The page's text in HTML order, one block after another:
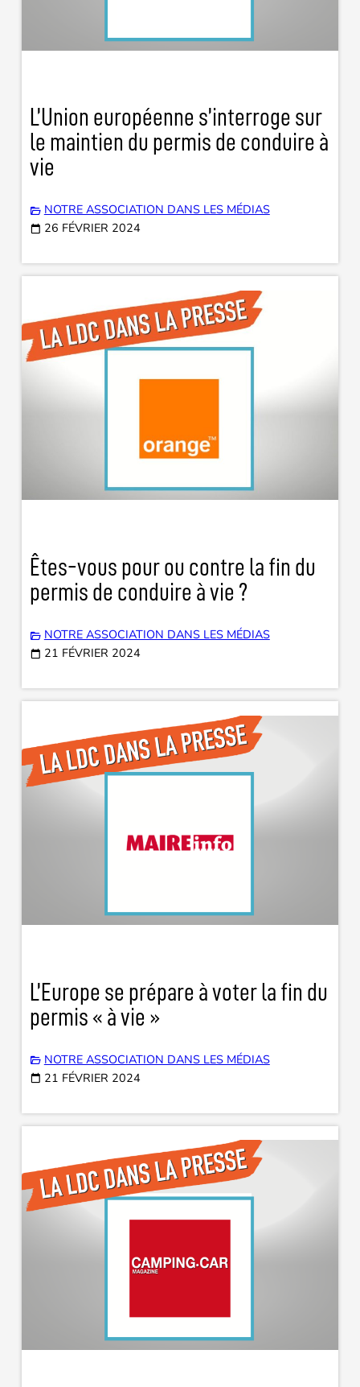
L’Union européenne s’interroge sur
le maintien du permis de conduire à
vie
NOTRE ASSOCIATION DANS LES MÉDIAS
26 FÉVRIER 2024
Êtes-vous pour ou contre la fin du
permis de conduire à vie ?
NOTRE ASSOCIATION DANS LES MÉDIAS
21 FÉVRIER 2024
L’Europe se prépare à voter la fin du
permis « à vie »
NOTRE ASSOCIATION DANS LES MÉDIAS
21 FÉVRIER 2024